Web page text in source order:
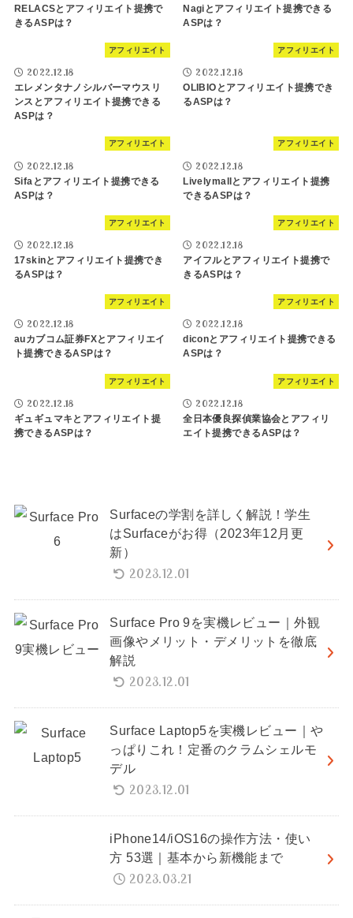
RELACSとアフィリエイト提携で
きるASPは？
Nagiとアフィリエイト提携できる
ASPは？
アフィリエイト
2022.12.18
エレメンタナノシルバーマウスリ
ンスとアフィリエイト提携できる
ASPは？
アフィリエイト
2022.12.18
OLIBIOとアフィリエイト提携でき
るASPは？
アフィリエイト
2022.12.18
Sifaとアフィリエイト提携できる
ASPは？
アフィリエイト
2022.12.18
Livelymallとアフィリエイト提携
できるASPは？
アフィリエイト
2022.12.18
17skinとアフィリエイト提携でき
るASPは？
アフィリエイト
2022.12.18
アイフルとアフィリエイト提携で
きるASPは？
アフィリエイト
2022.12.18
auカブコム証券FXとアフィリエイ
ト提携できるASPは？
アフィリエイト
2022.12.18
diconとアフィリエイト提携できる
ASPは？
アフィリエイト
2022.12.18
ギュギュマキとアフィリエイト提
携できるASPは？
アフィリエイト
2022.12.18
全日本優良探偵業協会とアフィリ
エイト提携できるASPは？
Surfaceの学割を詳しく解説！学生
はSurfaceがお得（2023年12月更
新）
2023.12.01
Surface Pro 9を実機レビュー｜外観
画像やメリット・デメリットを徹底
解説
2023.12.01
Surface Laptop5を実機レビュー｜や
っぱりこれ！定番のクラムシェルモ
デル
2023.12.01
iPhone14/iOS16の操作方法・使い
方 53選｜基本から新機能まで
2023.03.21